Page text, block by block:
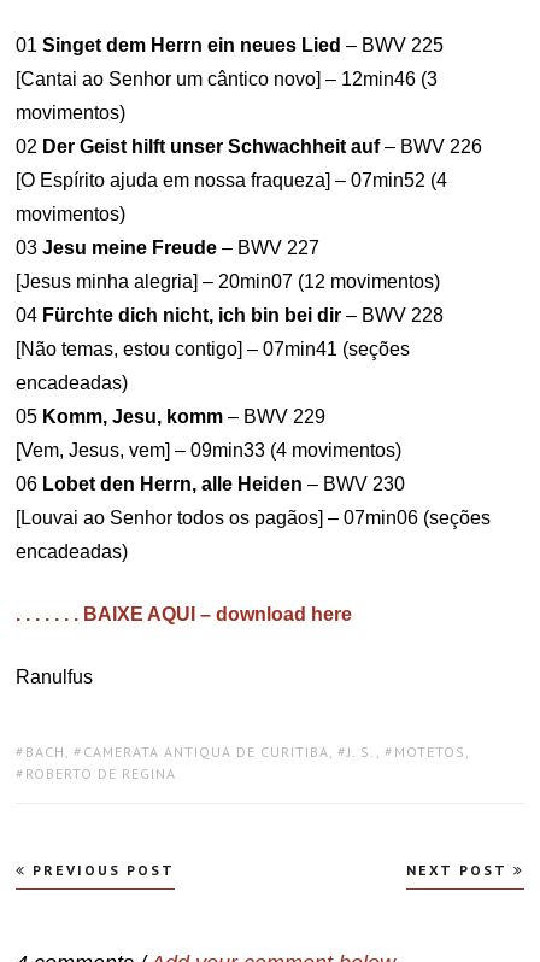
01Singet dem Herrn ein neues Lied – BWV 225
[Cantai ao Senhor um cântico novo] – 12min46 (3
movimentos)
02 Der Geist hilft unser Schwachheit auf– BWV 226
[O Espírito ajuda em nossa fraqueza] – 07min52 (4
movimentos)
03Jesu meine Freude – BWV 227
[Jesus minha alegria] – 20min07 (12 movimentos)
04 Fürchte dich nicht, ich bin bei dir – BWV 228
[Não temas, estou contigo] – 07min41 (seções
encadeadas)
05 Komm, Jesu, komm – BWV 229
[Vem, Jesus, vem] – 09min33 (4 movimentos)
06 Lobet den Herrn, alle Heiden – BWV 230
[Louvai ao Senhor todos os pagãos] – 07min06 (seções
encadeadas)
. . . . . . . BAIXE AQUI – download here
Ranulfus
TAGS:
BACH , CAMERATA ANTIQUA DE CURITIBA, J. S. , MOTETOS ,
ROBERTO DE REGINA
Navegação
de
PREVIOUS POST NEXT POST